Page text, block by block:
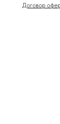
Договор